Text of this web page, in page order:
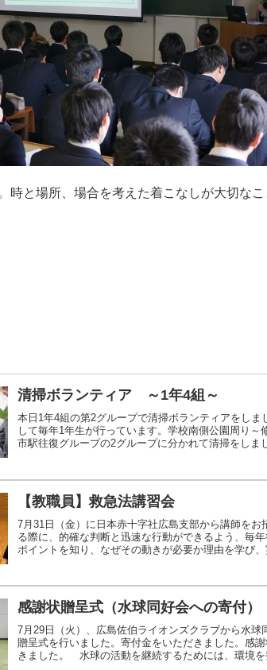
時と場所、場合を考えた着こなしが大切な
清掃ボランティア ～1年4組～
本日1年4組の第2グループで清掃ボランティアをし
して毎年1年生が行っています。学校南側公園周り
市駅往復グループの2グループに分かれて清掃をしま
【教職員】救急法講習会
7月31日（金）に日本赤十字社広島支部から講師を
る際に、的確な判断と迅速な行動ができるよう、毎
ポイントを知り、なぜその動きが必要か理由を学び、
感謝状贈呈式（水球同好会への寄付）
7月29日（火）、広島佐伯ライオンズクラブから水
贈呈式を行いました。寄付金をいただきました。感
きました。 水球の活動を継続するためには、環境